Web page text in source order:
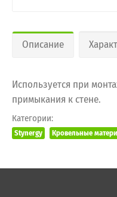
Описание
Используется при
примыкания к стене.
Категории:
Stynergy Кровельные